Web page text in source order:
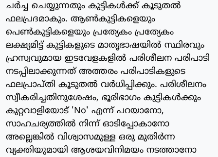
ചര്‍ച്ച ചെയ്യുന്നതും കുട്ടികള്‍ക്ക് കൂടുതല്‍
ഫലപ്രദമാകും. ആണ്‍കുട്ടികളെയും
പെണ്‍കുട്ടികളെയും പ്രത്യേകം പ്രത്യേകം
ലക്ഷ്യമിട്ട് കുട്ടികളുടെ മാതൃഭാഷയില്‍ സ്ഥിരവും
ഹ്രസ്വവുമായ ഇടവേളകളില്‍ പരിശീലന പരിപാടി
നടപ്പിലാക്കുന്നത് അത്തരം പരിപാടികളുടെ
ഫലപ്രാപ്തി കൂടുതല്‍ വര്‍ധിപ്പിക്കും. പരിശീലനം
സ്വീകരിച്ചതിനുശേഷം, ഭൂരിഭാഗം കുട്ടികള്‍ക്കും
കുറ്റവാളിയോട് 'No' എന്ന് പറയാനോ,
സാഹചര്യത്തില്‍ നിന്ന് ഓടിപ്പോകാനോ
അല്ലെങ്കില്‍ വിശ്വാസമുള്ള ഒരു മുതിര്‍ന്ന
വ്യക്തിയുമായി ആശയവിനിമയം നടത്താനോ